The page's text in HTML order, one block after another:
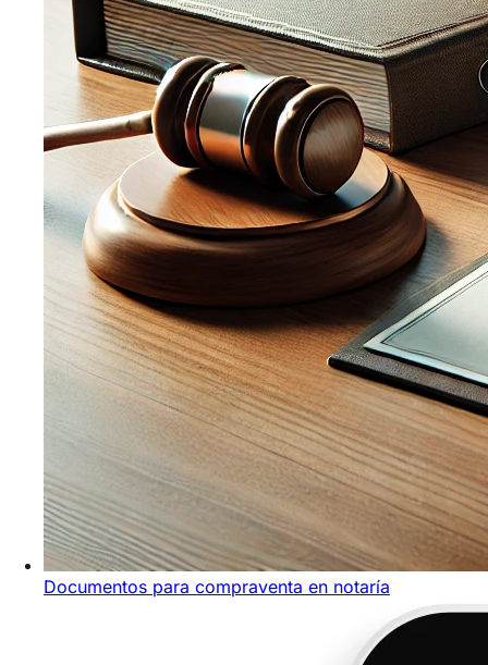
Documentos para compraventa en notaría